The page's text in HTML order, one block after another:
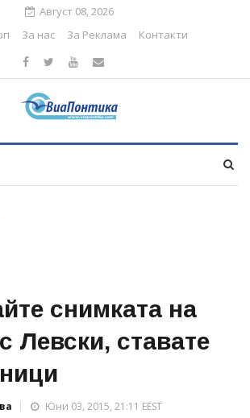
Август 08, 2026
За нас За Реклама Контакти
снимката на
Левски, ставате
Юни 03, 2015, 21:11 EEST